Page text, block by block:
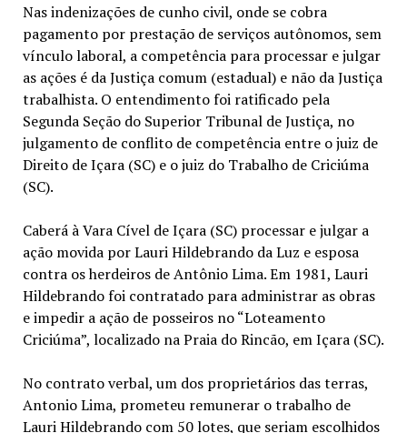
Nas indenizações de cunho civil, onde se cobra
pagamento por prestação de serviços autônomos, sem
vínculo laboral, a competência para processar e julgar
as ações é da Justiça comum (estadual) e não da Justiça
trabalhista. O entendimento foi ratificado pela
Segunda Seção do Superior Tribunal de Justiça, no
julgamento de conflito de competência entre o juiz de
Direito de Içara (SC) e o juiz do Trabalho de Criciúma
(SC).
Caberá à Vara Cível de Içara (SC) processar e julgar a
ação movida por Lauri Hildebrando da Luz e esposa
contra os herdeiros de Antônio Lima. Em 1981, Lauri
Hildebrando foi contratado para administrar as obras
e impedir a ação de posseiros no “Loteamento
Criciúma”, localizado na Praia do Rincão, em Içara (SC).
No contrato verbal, um dos proprietários das terras,
Antonio Lima, prometeu remunerar o trabalho de
Lauri Hildebrando com 50 lotes, que seriam escolhidos